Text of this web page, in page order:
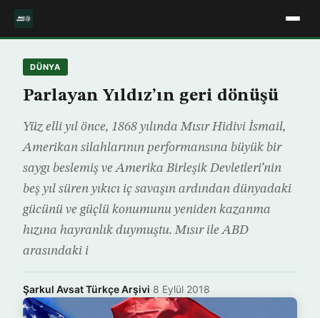
DÜNYA
Parlayan Yıldız’ın geri dönüşü
Yüz elli yıl önce, 1868 yılında Mısır Hidivi İsmail,
Amerikan silahlarının performansına büyük bir
saygı beslemiş ve Amerika Birleşik Devletleri’nin
beş yıl süren yıkıcı iç savaşın ardından dünyadaki
gücünü ve güçlü konumunu yeniden kazanma
hızına hayranlık duymuştu. Mısır ile ABD
arasındaki i
Şarkul Avsat Türkçe Arşivi·8 Eylül 2018